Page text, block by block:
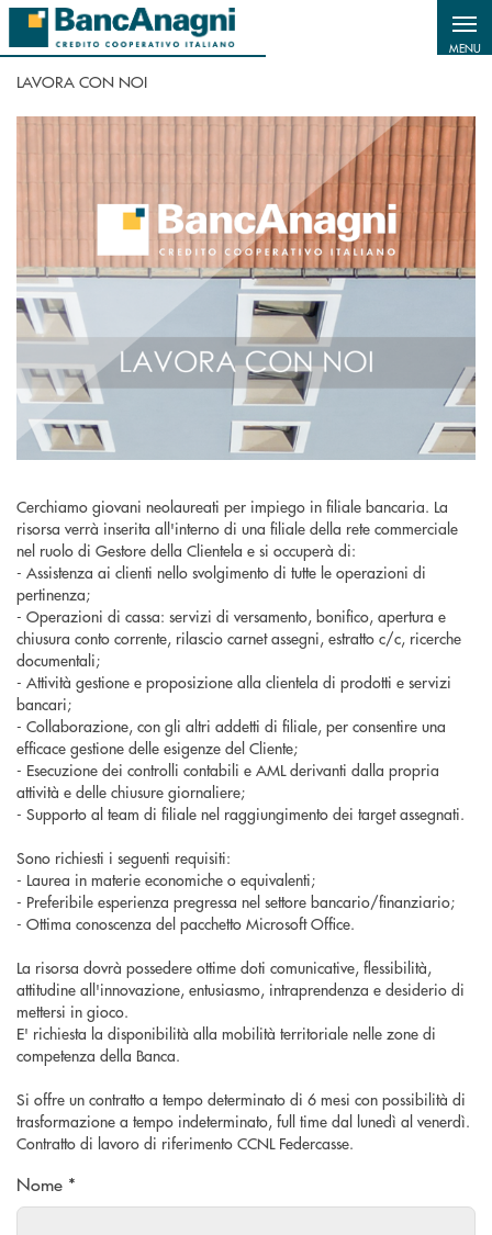
Salta al contenuto principale
MENU
LAVORA CON NOI
Cerchiamo giovani neolaureati per impiego in filiale bancaria. La
risorsa verrà inserita all'interno di una filiale della rete commerciale
nel ruolo di Gestore della Clientela e si occuperà di:
- Assistenza ai clienti nello svolgimento di tutte le operazioni di
pertinenza;
- Operazioni di cassa: servizi di versamento, bonifico, apertura e
chiusura conto corrente, rilascio carnet assegni, estratto c/c, ricerche
documentali;
- Attività gestione e proposizione alla clientela di prodotti e servizi
bancari;
- Collaborazione, con gli altri addetti di filiale, per consentire una
efficace gestione delle esigenze del Cliente;
- Esecuzione dei controlli contabili e AML derivanti dalla propria
attività e delle chiusure giornaliere;
- Supporto al team di filiale nel raggiungimento dei target assegnati.
Sono richiesti i seguenti requisiti:
- Laurea in materie economiche o equivalenti;
- Preferibile esperienza pregressa nel settore bancario/finanziario;
- Ottima conoscenza del pacchetto Microsoft Office.
La risorsa dovrà possedere ottime doti comunicative, flessibilità,
attitudine all'innovazione, entusiasmo, intraprendenza e desiderio di
mettersi in gioco.
E' richiesta la disponibilità alla mobilità territoriale nelle zone di
competenza della Banca.
Si offre un contratto a tempo determinato di 6 mesi con possibilità di
trasformazione a tempo indeterminato, full time dal lunedì al venerdì.
Contratto di lavoro di riferimento CCNL Federcasse.
Nome *